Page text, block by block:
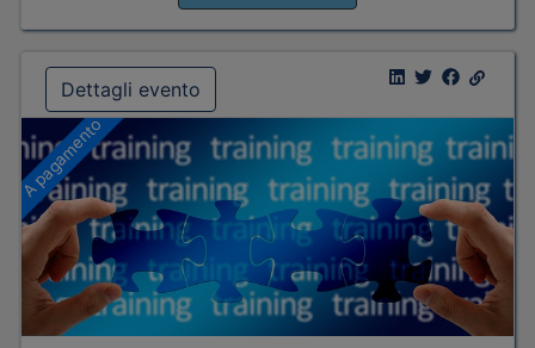
Dettagli evento
A pagamento